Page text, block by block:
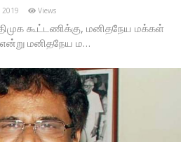
2019 Views
கூட்டணிக்கு, மனிதநேய மக்கள்
மனிதநேய ம…